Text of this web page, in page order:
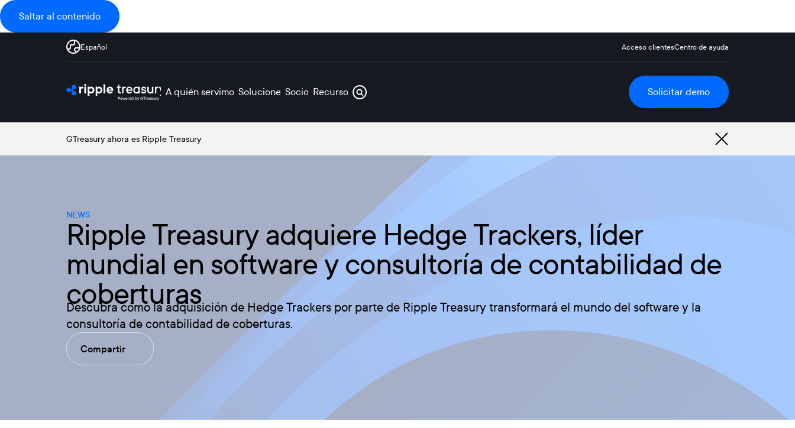
Saltar al contenido
Español Acceso clientesCentro de ayuda
A quién servimos Soluciones Socios Recursos Solicitar demo
GTreasury ahora es Ripple Treasury
NEWS
Ripple Treasury adquiere Hedge Trackers, líder
mundial en software y consultoría de contabilidad de
coberturas
Descubra cómo la adquisición de Hedge Trackers por parte de Ripple Treasury transformará el mundo del software y la
consultoría de contabilidad de coberturas.
Compartir